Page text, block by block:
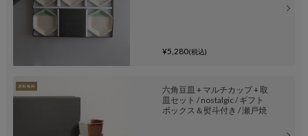
¥5,280(税込)
六角豆皿 + マルチカップ + 取
皿セット / nostalgic / ギフト
ボックス＆熨斗付き / 瀬戸焼